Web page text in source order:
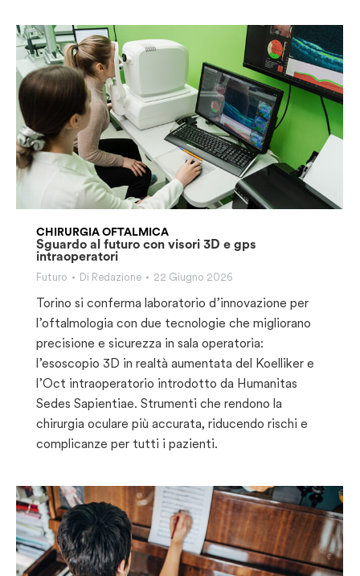
CHIRURGIA OFTALMICA
Sguardo al futuro con visori 3D e gps
intraoperatori
Futuro Di Redazione 22 Giugno 2026
Torino si conferma laboratorio d’innovazione per
l’oftalmologia con due tecnologie che migliorano
precisione e sicurezza in sala operatoria:
l’esoscopio 3D in realtà aumentata del Koelliker e
l’Oct intraoperatorio introdotto da Humanitas
Sedes Sapientiae. Strumenti che rendono la
chirurgia oculare più accurata, riducendo rischi e
complicanze per tutti i pazienti.